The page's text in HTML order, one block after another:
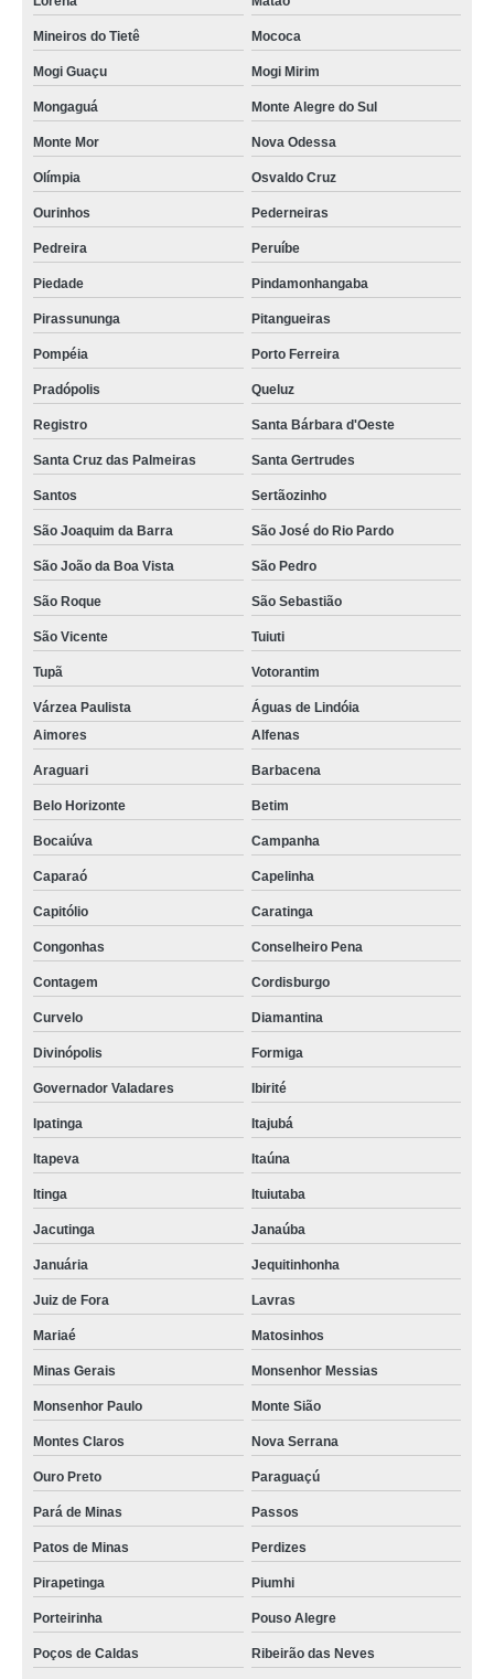
Mineiros do Tietê Mococa
Mogi Guaçu Mogi Mirim
Mongaguá Monte Alegre do Sul
Monte Mor Nova Odessa
Olímpia Osvaldo Cruz
Ourinhos Pederneiras
Pedreira Peruíbe
Piedade Pindamonhangaba
Pirassununga Pitangueiras
Pompéia Porto Ferreira
Pradópolis Queluz
Registro Santa Bárbara d'Oeste
Santa Cruz das Palmeiras Santa Gertrudes
Santos Sertãozinho
São Joaquim da Barra São José do Rio Pardo
São João da Boa Vista São Pedro
São Roque São Sebastião
São Vicente Tuiuti
Tupã Votorantim
Várzea Paulista
Águas de Lindóia
Aimores
Alfenas
Araguari Barbacena
Belo Horizonte Betim
Bocaiúva Campanha
Caparaó Capelinha
Capitólio Caratinga
Congonhas Conselheiro Pena
Contagem Cordisburgo
Curvelo Diamantina
Divinópolis Formiga
Governador Valadares Ibirité
Ipatinga Itajubá
Itapeva Itaúna
Itinga Ituiutaba
Jacutinga Janaúba
Januária Jequitinhonha
Juiz de Fora Lavras
Mariaé Matosinhos
Minas Gerais Monsenhor Messias
Monsenhor Paulo Monte Sião
Montes Claros Nova Serrana
Ouro Preto Paraguaçú
Pará de Minas Passos
Patos de Minas Perdizes
Pirapetinga Piumhi
Porteirinha Pouso Alegre
Poços de Caldas Ribeirão das Neves